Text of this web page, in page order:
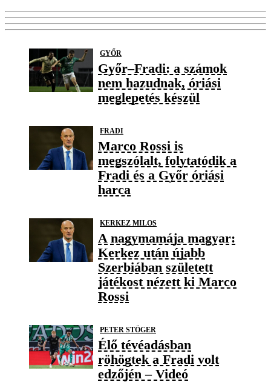
GYŐR
Győr–Fradi: a számok
nem hazudnak, óriási
meglepetés készül
FRADI
Marco Rossi is
megszólalt, folytatódik a
Fradi és a Győr óriási
harca
KERKEZ MILOS
A nagymamája magyar:
Kerkez után újabb
Szerbiában született
játékost nézett ki Marco
Rossi
PETER STÖGER
Élő tévéadásban
röhögtek a Fradi volt
edzőjén – Videó